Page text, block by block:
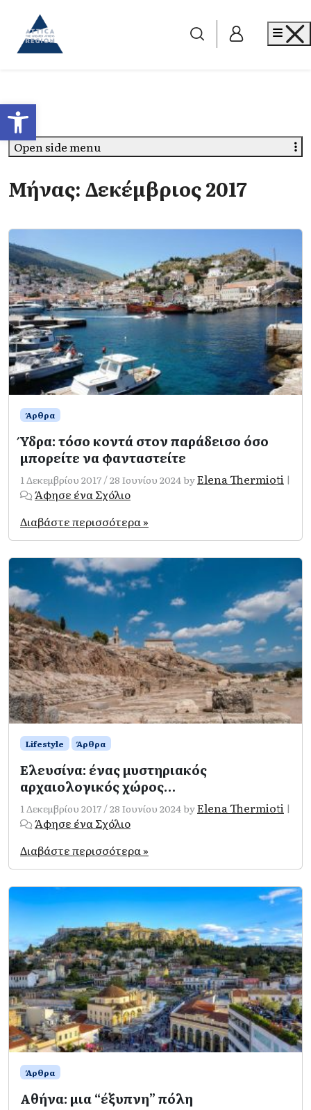
Ανοίξτε τη γραμμή εργαλείων
Go to home
Μήνας:Δεκέμβριος 2017
Άρθρα
Ύδρα: τόσο κοντά στον παράδεισο όσο
μπορείτε να φανταστείτε
1 Δεκεμβρίου 2017 /28 Ιουνίου 2024byElena Thermioti |
Άφησε ένα Σχόλιο
Διαβάστε περισσότερα »
Lifestyle Άρθρα
Ελευσίνα: ένας μυστηριακός
αρχαιολογικός χώρος…
1 Δεκεμβρίου 2017 /28 Ιουνίου 2024byElena Thermioti |
Άφησε ένα Σχόλιο
Διαβάστε περισσότερα »
Άρθρα
Αθήνα: μια “έξυπνη” πόλη
Open side menu